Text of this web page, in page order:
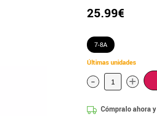
25.99€
7-8A
Últimas unidades
- +
Cómpralo ahora y